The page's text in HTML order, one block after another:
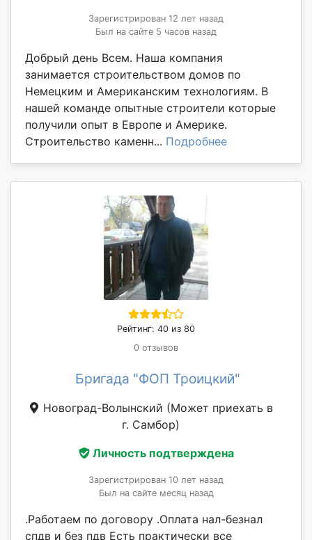
Зарегистрирован 12 лет назад
Был на сайте 5 часов назад
Добрый день Всем. Наша компания
занимается строительством домов по
Немецким и Американским технологиям. В
нашей команде опытные строители которые
получили опыт в Европе и Америке.
Строительство каменн... Подробнее
Рейтинг: 40 из 80
0 отзывов
Бригада "ФОП Троицкий"
Новоград-Волынский (Может приехать в
г. Самбор)
Личность подтверждена
Зарегистрирован 10 лет назад
Был на сайте месяц назад
.Работаем по договору .Оплата нал-безнал
спдв и без пдв Есть практически все